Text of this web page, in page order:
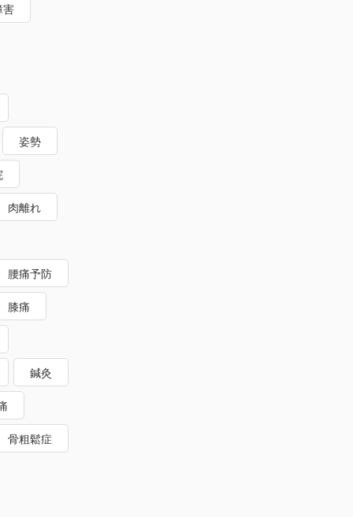
害
姿勢
肉離れ
腰痛予防
膝痛
鍼灸
骨粗鬆症